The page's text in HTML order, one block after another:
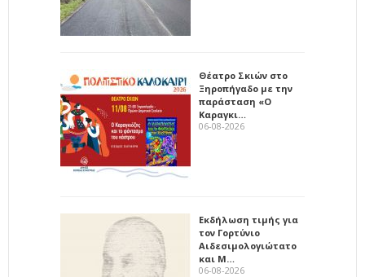
Θέατρο Σκιών στο
Ξηροπήγαδο με την
παράσταση «Ο
Καραγκι…
06-08-2026
Εκδήλωση τιμής για
τον Γορτύνιο
Αιδεσιμολογιώτατο
και Μ…
06-08-2026